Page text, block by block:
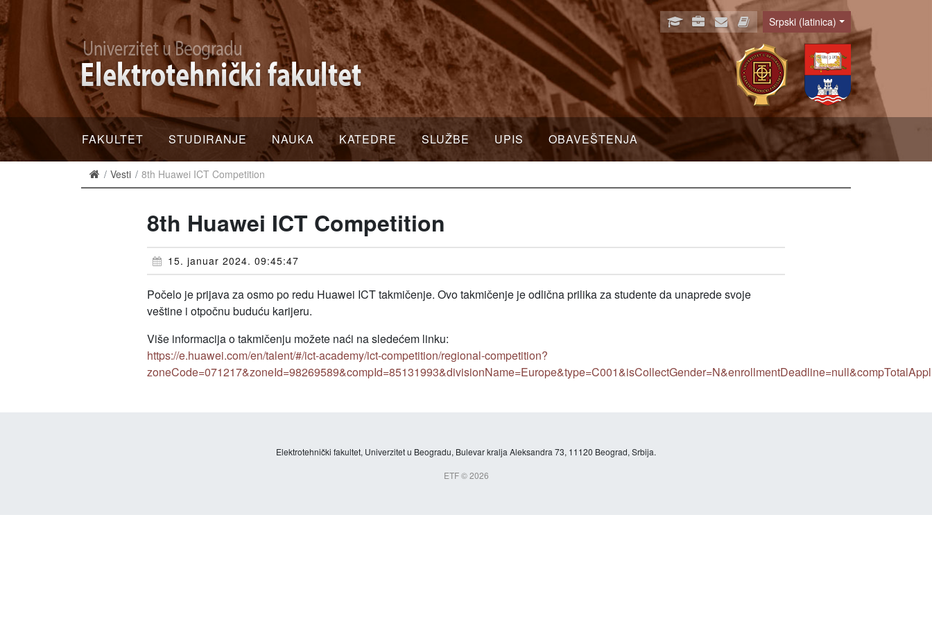
Language
Srpski (latinica)
FAKULTET STUDIRANJE NAUKA KATEDRE SLUŽBE UPIS OBAVEŠTENJA
Vesti 8th Huawei ICT Competition
8th Huawei ICT Competition
15. januar 2024. 09:45:47
Počelo je prijava za osmo po redu Huawei ICT takmičenje. Ovo takmičenje je odlična prilika za studente da unaprede svoje
veštine i otpočnu buduću karijeru.
Više informacija o takmičenju možete naći na sledećem linku:
https://e.huawei.com/en/talent/#/ict-academy/ict-competition/regional-competition?
Elektrotehnički fakultet, Univerzitet u Beogradu, Bulevar kralja Aleksandra 73, 11120 Beograd, Srbija.
ETF © 2026